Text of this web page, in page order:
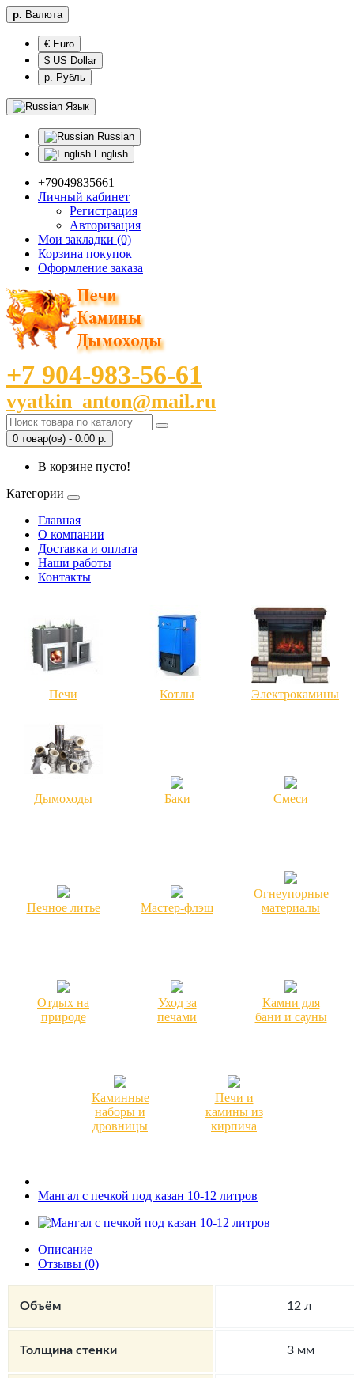
р. Валюта
€ Euro
$ US Dollar
р. Рубль
Язык
Russian
English
+79049835661
Личный кабинет
Регистрация
Авторизация
Мои закладки (0)
Корзина покупок
Оформление заказа
+7 904-983-56-61
vyatkin_anton@mail.ru
0 товар(ов) - 0.00 р.
В корзине пусто!
Категории
Главная
О компании
Доставка и оплата
Наши работы
Контакты
Печи Котлы Электрокамины
Дымоходы Баки Смеси
Печное литье Мастер-флэш
Огнеупорные
материалы
Отдых на
природе
Уход за
печами
Камни для
бани и сауны
Каминные
наборы и
дровницы
Печи и
камины из
кирпича
Мангал с печкой под казан 10-12 литров
Описание
Отзывы (0)
Объём 12 л
Толщина стенки 3 мм